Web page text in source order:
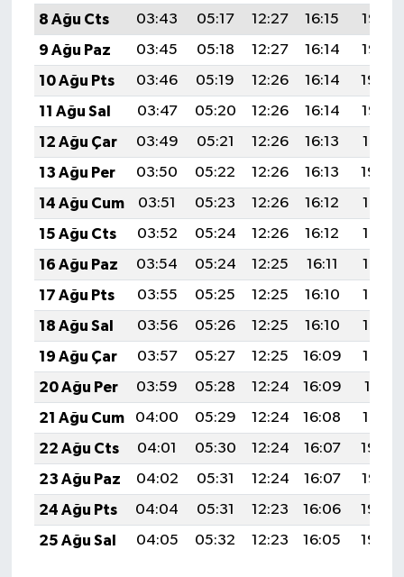
8 Ağu Cts
03:43 05:17 12:27 16:15
19:26
9 Ağu Paz
03:45 05:18 12:27 16:14
19:25
10 Ağu Pts
03:46 05:19 12:26 16:14
19:24
11 Ağu Sal
03:47 05:20 12:26 16:14
19:22
12 Ağu Çar
03:49 05:21 12:26 16:13
19:21
13 Ağu Per
03:50 05:22 12:26 16:13
19:20
14 Ağu Cum
03:51 05:23 12:26 16:12
19:19
15 Ağu Cts
03:52 05:24 12:26 16:12
19:18
16 Ağu Paz
03:54 05:24 12:25 16:11
19:16
17 Ağu Pts
03:55 05:25 12:25 16:10
19:15
18 Ağu Sal
03:56 05:26 12:25 16:10
19:14
19 Ağu Çar
03:57 05:27 12:25 16:09
19:12
20 Ağu Per
03:59 05:28 12:24 16:09
19:11
21 Ağu Cum
04:00 05:29 12:24 16:08
19:10
22 Ağu Cts
04:01 05:30 12:24 16:07
19:08
23 Ağu Paz
04:02 05:31 12:24 16:07
19:07
24 Ağu Pts
04:04 05:31 12:23 16:06
19:06
25 Ağu Sal
04:05 05:32 12:23 16:05 19:04